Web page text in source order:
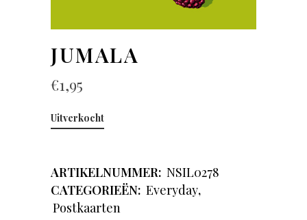
JUMALA
€1,95
Uitverkocht
ARTIKELNUMMER: NSIL0278
CATEGORIEËN: Everyday,
Postkaarten